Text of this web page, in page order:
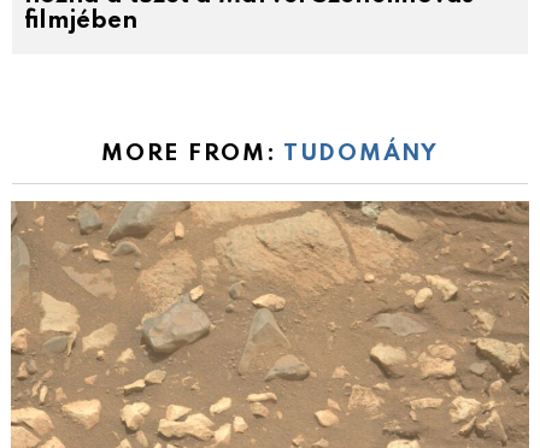
filmjében
MORE FROM: TUDOMÁNY